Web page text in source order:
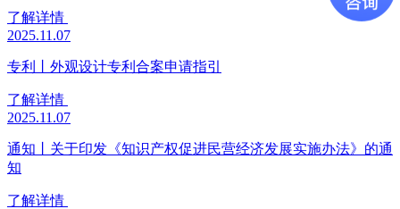
了解详情
2025.11.07
专利丨外观设计专利合案申请指引
了解详情
2025.11.07
通知丨关于印发《知识产权促进民营经济发展实施办法》的通
知
了解详情